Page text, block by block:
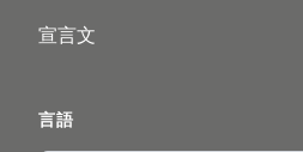
宣言文
言語